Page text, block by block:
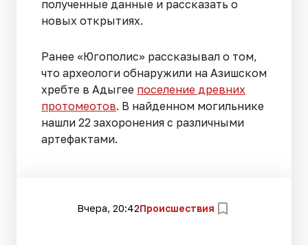
полученные данные и рассказать о
новых открытиях.
Ранее «Югополис» рассказывал о том,
что археологи обнаружили на Азишском
хребте в Адыгее поселение древних
протомеотов. В найденном могильнике
нашли 22 захоронения с различными
артефактами.
Вчера, 20:42Происшествия